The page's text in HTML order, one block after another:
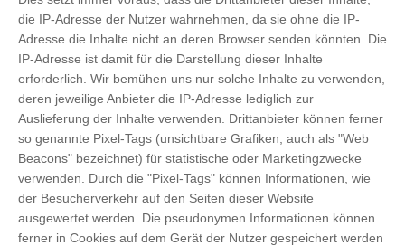
die IP-Adresse der Nutzer wahrnehmen, da sie ohne die IP-
Adresse die Inhalte nicht an deren Browser senden könnten. Die
IP-Adresse ist damit für die Darstellung dieser Inhalte
erforderlich. Wir bemühen uns nur solche Inhalte zu verwenden,
deren jeweilige Anbieter die IP-Adresse lediglich zur
Auslieferung der Inhalte verwenden. Drittanbieter können ferner
so genannte Pixel-Tags (unsichtbare Grafiken, auch als "Web
Beacons" bezeichnet) für statistische oder Marketingzwecke
verwenden. Durch die "Pixel-Tags" können Informationen, wie
der Besucherverkehr auf den Seiten dieser Website
ausgewertet werden. Die pseudonymen Informationen können
ferner in Cookies auf dem Gerät der Nutzer gespeichert werden